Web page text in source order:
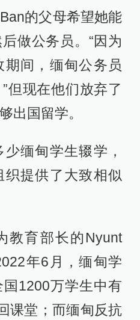
的父母希望她能
做公务员。“因为
期间，缅甸公务员
但现在他们放弃了
出国留学。
缅甸学生辍学，
提供了大致相似
教育部长的Nyunt
年6月，缅甸学
1200万学生中有
课堂；而缅甸反抗